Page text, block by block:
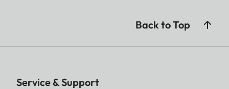
Back to Top
Service & Support